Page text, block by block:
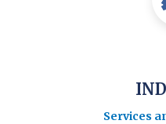
Services